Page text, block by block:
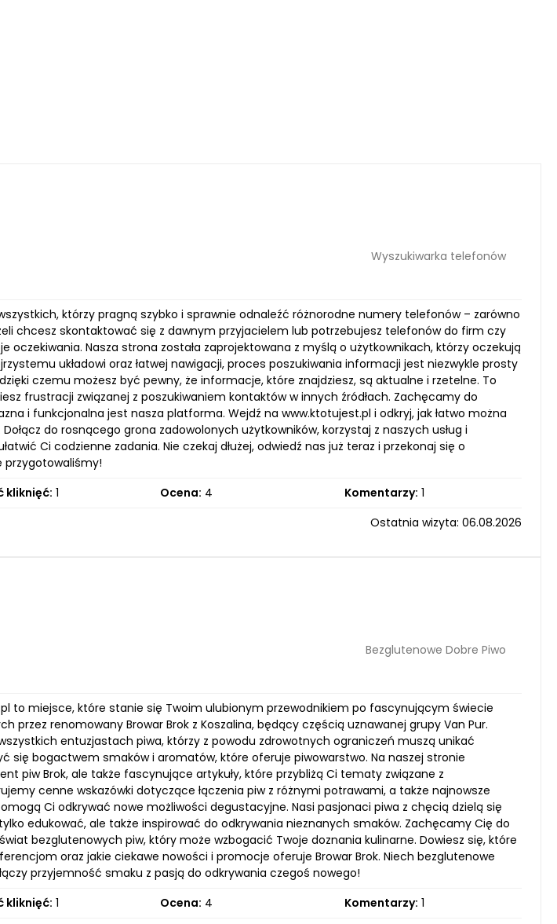
Wyszukiwarka telefonów
którzy pragną szybko i sprawnie odnaleźć różnorodne numery telefonów – zarówno
chcesz skontaktować się z dawnym przyjacielem lub potrzebujesz telefonów do firm czy
oczekiwania. Nasza strona została zaprojektowana z myślą o użytkownikach, którzy oczekują
układowi oraz łatwej nawigacji, proces poszukiwania informacji jest niezwykle prosty
czemu możesz być pewny, że informacje, które znajdziesz, są aktualne i rzetelne. To
frustracji związanej z poszukiwaniem kontaktów w innych źródłach. Zachęcamy do
i funkcjonalna jest nasza platforma. Wejdź na www.ktotujest.pl i odkryj, jak łatwo można
do rosnącego grona zadowolonych użytkowników, korzystaj z naszych usług i
Ci codzienne zadania. Nie czekaj dłużej, odwiedź nas już teraz i przekonaj się o
przygotowaliśmy!
kliknięć: 1 Ocena: 4 Komentarzy: 1
Ostatnia wizyta: 06.08.2026
Bezglutenowe Dobre Piwo
to miejsce, które stanie się Twoim ulubionym przewodnikiem po fascynującym świecie
przez renomowany Browar Brok z Koszalina, będący częścią uznawanej grupy Van Pur.
entuzjastach piwa, którzy z powodu zdrowotnych ograniczeń muszą unikać
się bogactwem smaków i aromatów, które oferuje piwowarstwo. Na naszej stronie
piw Brok, ale także fascynujące artykuły, które przybliżą Ci tematy związane z
cenne wskazówki dotyczące łączenia piw z różnymi potrawami, a także najnowsze
Ci odkrywać nowe możliwości degustacyjne. Nasi pasjonaci piwa z chęcią dzielą się
edukować, ale także inspirować do odkrywania nieznanych smaków. Zachęcamy Cię do
bezglutenowych piw, który może wzbogacić Twoje doznania kulinarne. Dowiesz się, które
oraz jakie ciekawe nowości i promocje oferuje Browar Brok. Niech bezglutenowe
przyjemność smaku z pasją do odkrywania czegoś nowego!
kliknięć: 1 Ocena: 4 Komentarzy: 1